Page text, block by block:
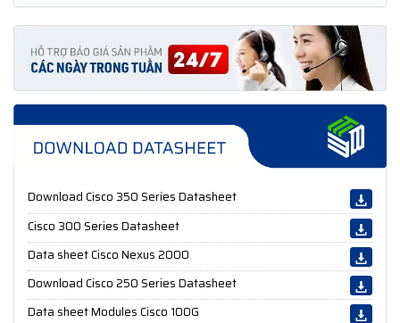
Download Cisco 350 Series Datasheet
Cisco 300 Series Datasheet
Data sheet Cisco Nexus 2000
Download Cisco 250 Series Datasheet
Data sheet Modules Cisco 100G